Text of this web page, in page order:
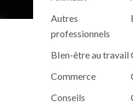
Autres
professionnels
BIen-être au travail
Commerce
Conseils